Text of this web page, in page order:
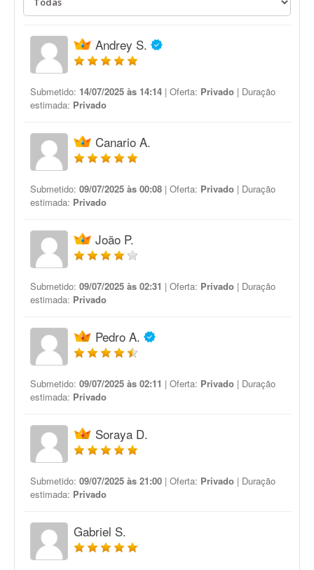
Andrey S.
Submetido: 14/07/2025 às 14:14 | Oferta: Privado | Duração
estimada: Privado
Canario A.
Submetido: 09/07/2025 às 00:08 | Oferta: Privado | Duração
estimada: Privado
João P.
Submetido: 09/07/2025 às 02:31 | Oferta: Privado | Duração
estimada: Privado
Pedro A.
Submetido: 09/07/2025 às 02:11 | Oferta: Privado | Duração
estimada: Privado
Soraya D.
Submetido: 09/07/2025 às 21:00 | Oferta: Privado | Duração
estimada: Privado
Gabriel S.